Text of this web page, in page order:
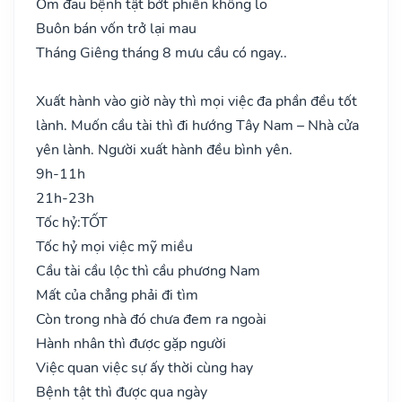
Ốm đau bệnh tật bớt phiền không lo
Buôn bán vốn trở lại mau
Tháng Giêng tháng 8 mưu cầu có ngay..
Xuất hành vào giờ này thì mọi việc đa phần đều tốt
lành. Muốn cầu tài thì đi hướng Tây Nam – Nhà cửa
yên lành. Người xuất hành đều bình yên.
9h-11h
21h-23h
Tốc hỷ:TỐT
Tốc hỷ mọi việc mỹ miều
Cầu tài cầu lộc thì cầu phương Nam
Mất của chẳng phải đi tìm
Còn trong nhà đó chưa đem ra ngoài
Hành nhân thì được gặp người
Việc quan việc sự ấy thời cùng hay
Bệnh tật thì được qua ngày